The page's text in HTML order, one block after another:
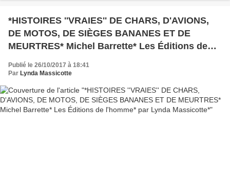
*HISTOIRES ''VRAIES'' DE CHARS, D'AVIONS,
DE MOTOS, DE SIÈGES BANANES ET DE
MEURTRES* Michel Barrette* Les Éditions de
Publié le 26/10/2017 à 18:41
Par Lynda Massicotte